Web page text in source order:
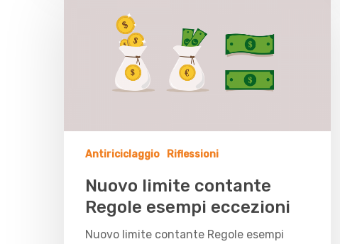
Antiriciclaggio Riflessioni
Nuovo limite contante
Regole esempi eccezioni
Nuovo limite contante Regole esempi